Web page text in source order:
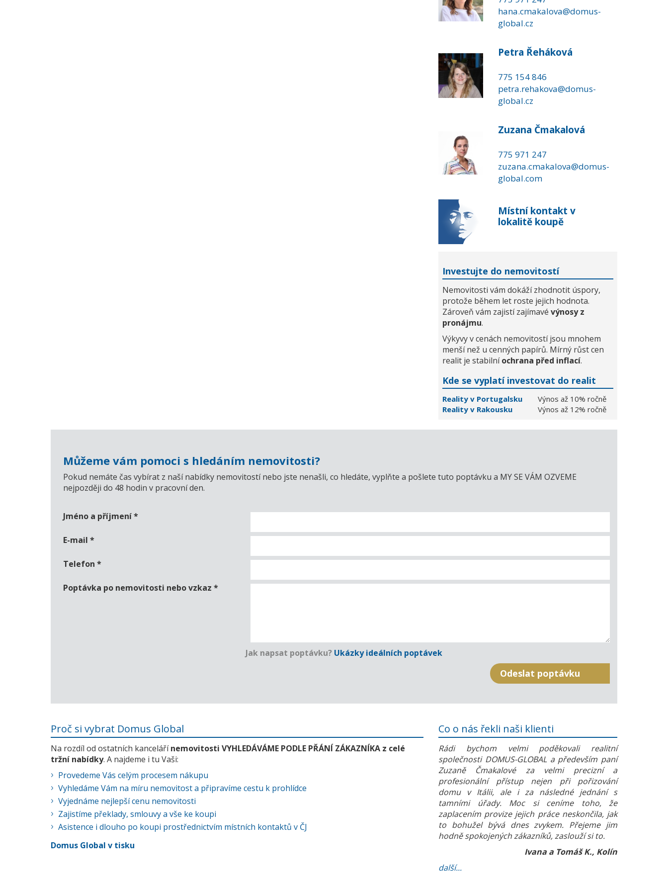
hana.cmakalova@domus-
global.cz
Petra Řeháková
775 154 846
petra.rehakova@domus-
global.cz
Zuzana Čmakalová
775 971 247
zuzana.cmakalova@domus-
global.com
Místní kontakt v
lokalitě koupě
Investujte do nemovitostí
Nemovitosti vám dokáží zhodnotit úspory,
protože během let roste jejich hodnota.
Zároveň vám zajistí zajímavé výnosy z
pronájmu.
Výkyvy v cenách nemovitostí jsou mnohem
menší než u cenných papírů. Mírný růst cen
realit je stabilníochrana před inflací.
Kde se vyplatí investovat do realit
Reality v Portugalsku
Výnos až 10% ročně
Reality v Rakousku
Výnos až 12% ročně
Můžeme vám pomoci s hledáním nemovitosti?
Pokud nemáte čas vybírat z naší nabídky nemovitostí nebo jste nenašli, co hledáte, vyplňte a pošlete tuto poptávku a MY SE VÁM OZVEME
nejpozději do 48 hodin v pracovní den.
Jméno a příjmení*
E-mail *
Telefon *
Poptávka po nemovitosti nebo vzkaz *
Jak napsat poptávku? Ukázky ideálních poptávek
Proč si vybrat Domus Global
Na rozdíl od ostatních kancelářínemovitosti VYHLEDÁVÁME PODLE PŘÁNÍ ZÁKAZNÍKA z celé
tržní nabídky. A najdeme i tu Vaši:
Provedeme Vás celým procesem nákupu
Vyhledáme Vám na míru nemovitost a připravíme cestu k prohlídce
Vyjednáme nejlepší cenu nemovitosti
Zajistíme překlady, smlouvy a vše ke koupi
Asistence i dlouho po koupi prostřednictvím místních kontaktů v ČJ
Domus Global v tisku
Co o nás řekli naši klienti
Rádi bychom velmi poděkovali realitní
společnosti DOMUS-GLOBAL a především paní
Zuzaně Čmakalové za velmi precizní a
profesionální přístup nejen při pořizování
domu v Itálii, ale i za následné jednání s
tamními úřady. Moc si ceníme toho, že
zaplacením provize jejich práce neskončila, jak
to bohužel bývá dnes zvykem. Přejeme jim
hodně spokojených zákazníků, zaslouží si to.
Ivana a Tomáš K., Kolín
další...